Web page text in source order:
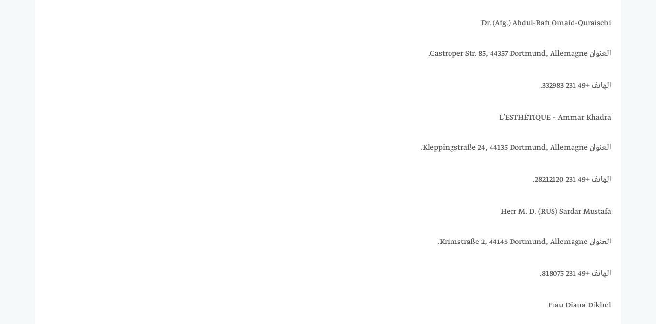
Dr. (Afg.) Abdul-Rafi Omaid-Quraischi
العنوان Castroper Str. 85, 44357 Dortmund, Allemagne.
الهاتف +49 231 332983.
L’ESTHÉTIQUE – Ammar Khadra
العنوان Kleppingstraße 24, 44135 Dortmund, Allemagne.
الهاتف +49 231 28212120.
Herr M. D. (RUS) Sardar Mustafa
العنوان Krimstraße 2, 44145 Dortmund, Allemagne.
الهاتف +49 231 818075.
Frau Diana Dikhel